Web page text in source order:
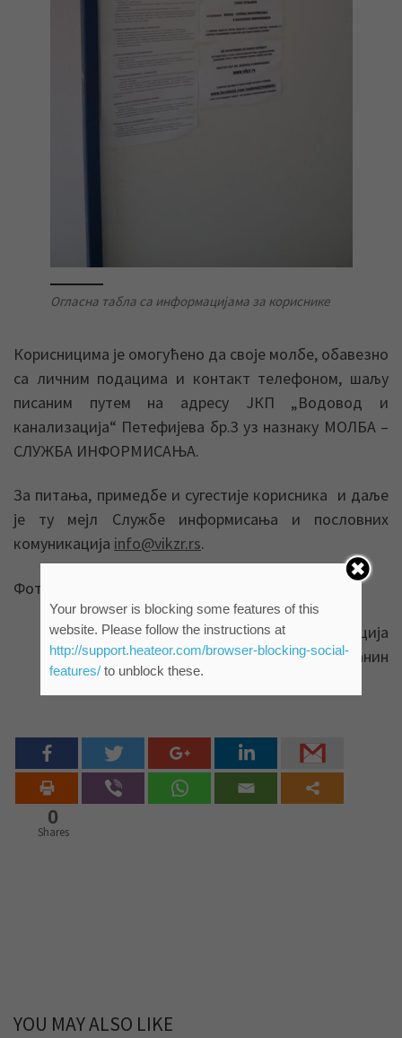
Огласна табла са информацијама за кориснике
Корисницима је омогућено да своје молбе, обавезно
са личним подацима и контакт телефоном, шаљу
писаним путем на адресу ЈКП „Водовод и
канализација“ Петефијева бр.3 уз назнаку МОЛБА –
СЛУЖБА ИНФОРМИСАЊА.
За питања, примедбе и сугестије корисника и даље
је ту мејл Службе информисања и пословних
комуникација info@vikzr.rs.
Фото : ЈКП „Водовод и канализација“ Зрењанин
Служба информисања и пословних комуникација
ЈКП „Водовод и канализација“ Зрењанин
0
Shares
YOU MAY ALSO LIKE
Your browser is blocking some features of this
website. Please follow the instructions at
http://support.heateor.com/browser-blocking-social-
features/to unblock these.